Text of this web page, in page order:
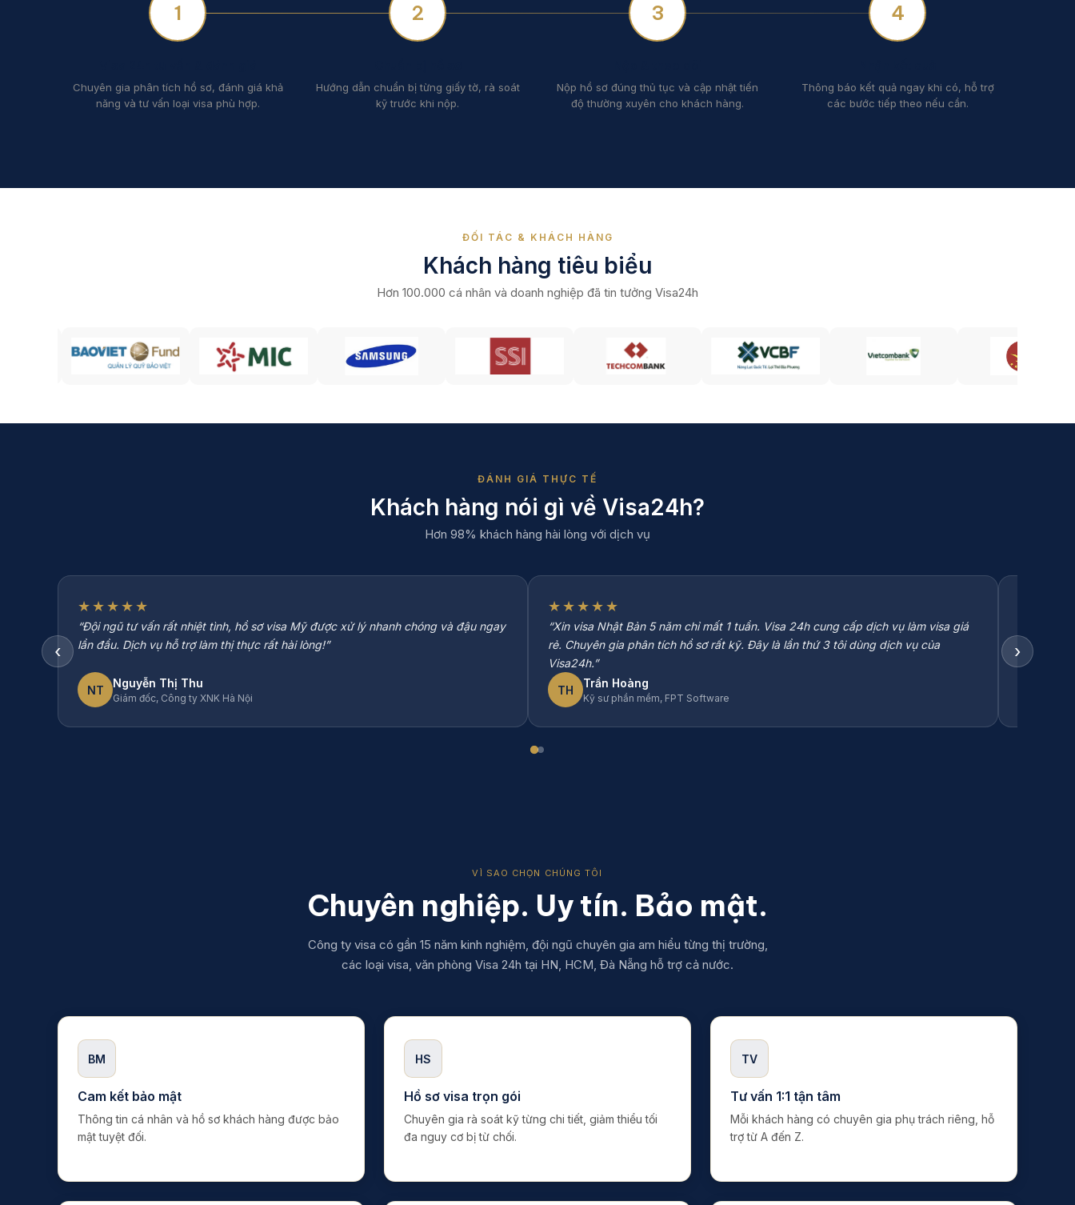
1
Chuyên gia phân tích hồ sơ, đánh giá khả
năng và tư vấn loại visa phù hợp.
2
Hướng dẫn chuẩn bị từng giấy tờ, rà soát
kỹ trước khi nộp.
3
Nộp hồ sơ đúng thủ tục và cập nhật tiến
độ thường xuyên cho khách hàng.
4
Thông báo kết quả ngay khi có, hỗ trợ
các bước tiếp theo nếu cần.
ĐỐI TÁC & KHÁCH HÀNG
Khách hàng tiêu biểu
Hơn 100.000 cá nhân và doanh nghiệp đã tin tưởng Visa24h
ĐÁNH GIÁ THỰC TẾ
Khách hàng nói gì về Visa24h?
Hơn 98% khách hàng hài lòng với dịch vụ
‹
★★★★★
“Đội ngũ tư vấn rất nhiệt tình, hồ sơ visa Mỹ được xử lý nhanh chóng và đậu ngay
lần đầu. Dịch vụ hỗ trợ làm thị thực rất hài lòng!”
NT
Nguyễn Thị Thu
Giám đốc, Công ty XNK Hà Nội
★★★★★
“Xin visa Nhật Bản 5 năm chỉ mất 1 tuần. Visa 24h cung cấp dịch vụ làm visa giá
rẻ. Chuyên gia phân tích hồ sơ rất kỹ. Đây là lần thứ 3 tôi dùng dịch vụ của
Visa24h.”
TH
Trần Hoàng
Kỹ sư phần mềm, FPT Software
trọn gói
›
VÌ SAO CHỌN CHÚNG TÔI
Chuyên nghiệp. Uy tín. Bảo mật.
Công ty visa có gần 15 năm kinh nghiệm, đội ngũ chuyên gia am hiểu từng thị trường,
các loại visa, văn phòng Visa 24h tại HN, HCM, Đà Nẵng hỗ trợ cả nước.
BM
Cam kết bảo mật
Thông tin cá nhân và hồ sơ khách hàng được bảo
mật tuyệt đối.
HS
Hồ sơ visa trọn gói
Chuyên gia rà soát kỹ từng chi tiết, giảm thiểu tối
đa nguy cơ bị từ chối.
TV
Tư vấn 1:1 tận tâm
Mỗi khách hàng có chuyên gia phụ trách riêng, hỗ
trợ từ A đến Z.